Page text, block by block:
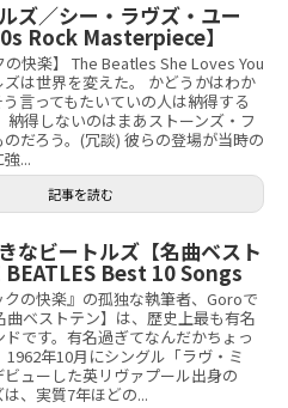
ズ／シー・ラヴズ・ユー
Rock Masterpiece】
の快楽】 The Beatles She Loves You
は世界を変えた。 かどうかはわか
言ってもたいていの人は納得する
納得しないのはまあストーンズ・フ
だろう。(冗談) 彼らの登場が当時の
...
記事を読む
なビートルズ【名曲ベスト
Best 10 Songs
クの快楽』の孤独な執筆者、Goroで
曲ベストテン】は、歴史上最も有名
です。有名過ぎてなんだかちょっ
1962年10月にシングル「ラヴ・ミ
ューした英リヴァプール出身の
、実質7年ほどの...